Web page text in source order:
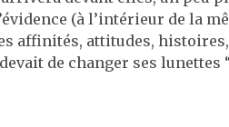
(à l’intérieur de la
affinités, attitudes,
devait de changer ses